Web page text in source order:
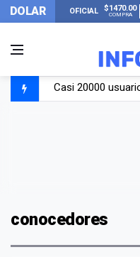
DOLAR OFICIAL $1470.00
COMPRA
Casi 20000
Candela Arizaga
conocedores